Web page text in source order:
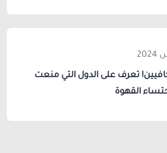
تعرف على الدول التي منعت
القهوة